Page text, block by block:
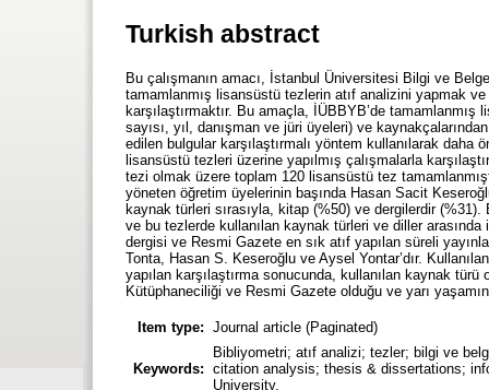
Turkish abstract
Bu çalışmanın amacı, İstanbul Üniversitesi Bilgi ve
tamamlanmış lisansüstü tezlerin atıf analizini yapmak
karşılaştırmaktır. Bu amaçla, İÜBBYB’de
sayısı, yıl, danışman ve jüri üyeleri) ve
edilen bulgular karşılaştırmalı yöntem kullanılarak
lisansüstü tezleri üzerine yapılmış çalışmalarla
tezi olmak üzere toplam 120 lisansüstü tez
yöneten öğretim üyelerinin başında Hasan Sacit
kaynak türleri sırasıyla, kitap (%50) ve dergilerdir
ve bu tezlerde kullanılan kaynak türleri ve diller
dergisi ve Resmi Gazete en sık atıf yapılan süreli
Tonta, Hasan S. Keseroğlu ve Aysel Yontar’dır.
yapılan karşılaştırma sonucunda, kullanılan kaynak türü
Kütüphaneciliği ve Resmi Gazete olduğu ve yarı
Item type: Journal article (Paginated)
Keywords:
Bibliyometri; atıf analizi; tezler; bilgi ve
citation analysis; thesis & dissertations;
University.